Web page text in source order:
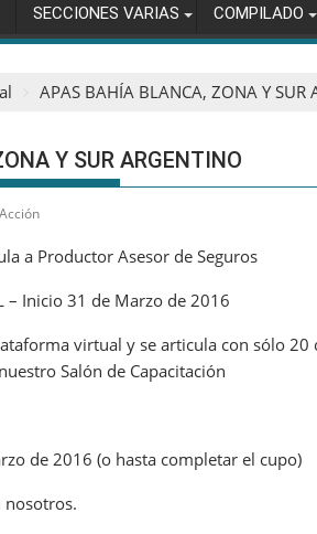
SECCIONES VARIAS COMPILADO
APAS BAHÍA BLANCA, ZONA Y SUR
Y SUR ARGENTINO
a Productor Asesor de Seguros
– Inicio 31 de Marzo de 2016
virtual y se articula con sólo 20
Salón de Capacitación
de 2016 (o hasta completar el cupo)
nosotros.